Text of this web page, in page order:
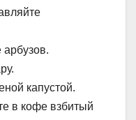
капустой.
в кофе взбитый